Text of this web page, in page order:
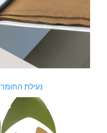
נעילת